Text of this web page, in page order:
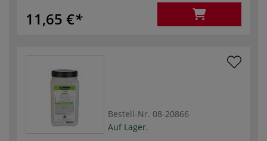
11,65 €
Bestell-Nr. 08-20866
Auf Lager.